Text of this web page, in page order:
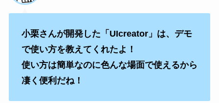
小栗さんが開発した「UIcreator」は、デモ
で使い方を教えてくれたよ！
使い方は簡単なのに色んな場面で使えるから
凄く便利だね！